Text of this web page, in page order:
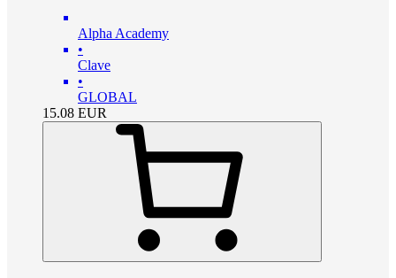
Alpha Academy
•
Clave
•
GLOBAL
15.08 EUR